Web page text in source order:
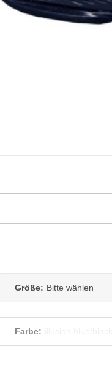
Größe: Bitte wählen
Farbe: